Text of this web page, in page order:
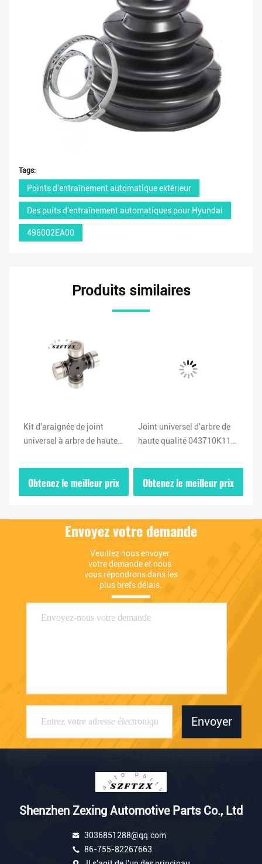
Tags:
Points d'entraînement automatique extérieur
Des puits d'entraînement automatiques pour Hyundai
496002EA00
Produits similaires
Kit d'araignée de joint
universel à arbre de haute
Mitsubishi L200
Obtenez le meilleur prix
Joint universel d'arbre de
haute qualité 043710K110
connexion universel d'arbre
04371-0K110 pour Toyota
Hilux et plus
Obtenez le meilleur prix
Envoyez votre demande
Veuillez nous envoyer
votre demande et nous
vous répondrons dans les
plus brefs délais.
Envoyer
Shenzhen Zexing Automotive Parts Co., Ltd
3036851288@qq.com
86-755-82267663